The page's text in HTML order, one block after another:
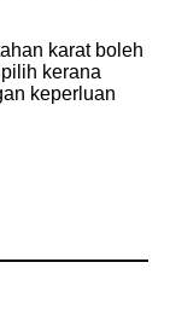
karat boleh
kerana
keperluan